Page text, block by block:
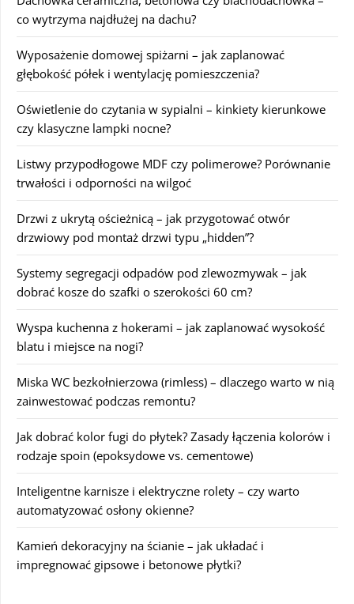
co wytrzyma najdłużej na dachu?
Wyposażenie domowej spiżarni – jak zaplanować
głębokość półek i wentylację pomieszczenia?
Oświetlenie do czytania w sypialni – kinkiety kierunkowe
czy klasyczne lampki nocne?
Listwy przypodłogowe MDF czy polimerowe? Porównanie
trwałości i odporności na wilgoć
Drzwi z ukrytą ościeżnicą – jak przygotować otwór
drzwiowy pod montaż drzwi typu „hidden”?
Systemy segregacji odpadów pod zlewozmywak – jak
dobrać kosze do szafki o szerokości 60 cm?
Wyspa kuchenna z hokerami – jak zaplanować wysokość
blatu i miejsce na nogi?
Miska WC bezkołnierzowa (rimless) – dlaczego warto w nią
zainwestować podczas remontu?
Jak dobrać kolor fugi do płytek? Zasady łączenia kolorów i
rodzaje spoin (epoksydowe vs. cementowe)
Inteligentne karnisze i elektryczne rolety – czy warto
automatyzować osłony okienne?
Kamień dekoracyjny na ścianie – jak układać i
impregnować gipsowe i betonowe płytki?